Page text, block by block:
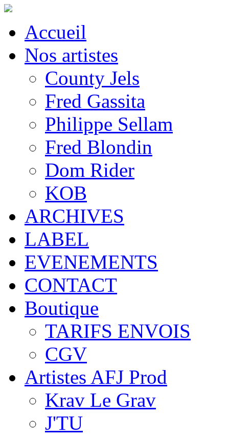
Accueil
Nos artistes
County Jels
Fred Gassita
Philippe Sellam
Fred Blondin
Dom Rider
KOB
ARCHIVES
LABEL
EVENEMENTS
CONTACT
Boutique
TARIFS ENVOIS
CGV
Artistes AFJ Prod
Krav Le Grav
J'TU